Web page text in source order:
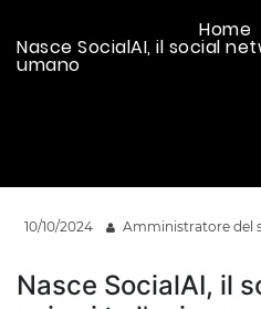
Home
Nasce SocialAI, il social
umano
10/10/2024 Amministratore del
Nasce SocialAI, il